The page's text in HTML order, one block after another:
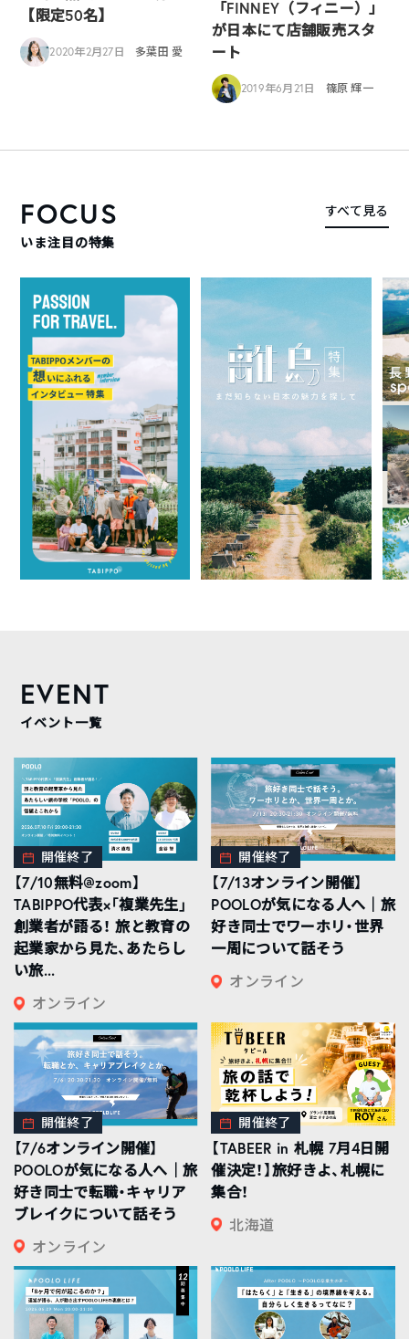
【限定50名】
2020年2月27日 多葉田 愛
「FINNEY（フィニー）」
が日本にて店舗販売スタ
ート
2019年6月21日 篠原 輝一
FOCUS
いま注目の特集
すべて見る
EVENT
イベント一覧
開催終了
【7/10無料@zoom】
TABIPPO代表×「複業先生」
創業者が語る！ 旅と教育の
起業家から見た、あたらし
い旅...
オンライン
開催終了
【7/13オンライン開催】
POOLOが気になる人へ｜旅
好き同士でワーホリ・世界
一周について話そう
オンライン
開催終了
【7/6オンライン開催】
POOLOが気になる人へ｜旅
好き同士で転職・キャリア
ブレイクについて話そう
オンライン
開催終了
【TABEER in 札幌 7月4日開
催決定！】旅好きよ、札幌に
集合！
北海道